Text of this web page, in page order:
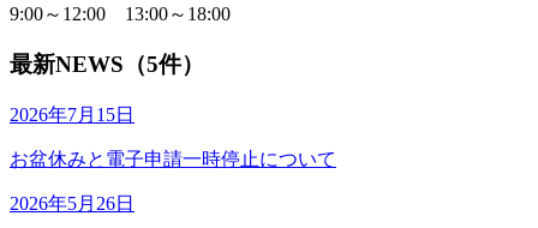
9:00～12:00 13:00～18:00
最新NEWS（5件）
2026年7月15日
お盆休みと電子申請一時停止について
2026年5月26日